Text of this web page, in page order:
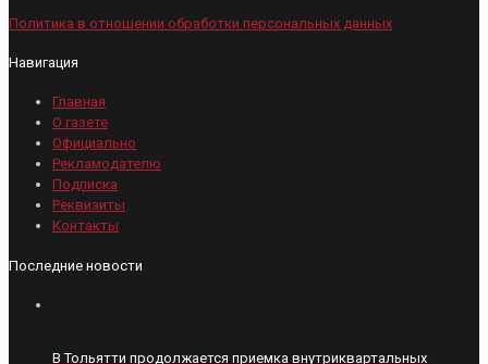
Политика в отношении обработки персональных данных
Навигация
Главная
О газете
Официально
Рекламодателю
Подписка
Реквизиты
Контакты
Последние новости
В Тольятти продолжается приемка внутриквартальных